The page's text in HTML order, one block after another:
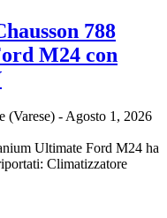
788
M24 con
(Varese) - Agosto 1, 2026
Ultimate Ford M24 ha
Climatizzatore